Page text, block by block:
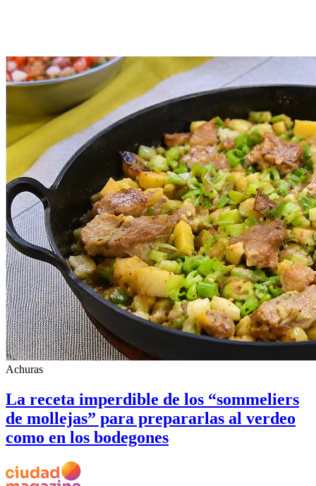
Achuras
La receta imperdible de los “sommeliers
de mollejas” para prepararlas al verdeo
como en los bodegones